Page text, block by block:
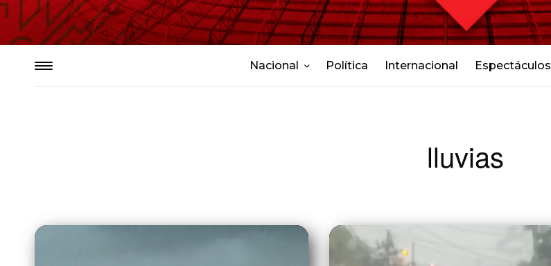
Nacional Política Internacional Espectáculos
lluvias